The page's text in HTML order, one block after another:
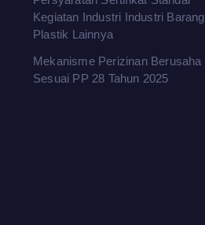
Kegiatan Industri Industri Barang
Plastik Lainnya
Mekanisme Perizinan Berusaha
Sesuai PP 28 Tahun 2025